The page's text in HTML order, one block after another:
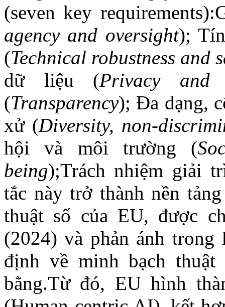
(seven key
agency and oversight);
(Technical robustness and
dữ liệu (Privacy and
(Transparency); Đa dạng,
xử (Diversity, non-
hội và môi trường (
being);Trách nhiệm giải
tắc này trở thành nền
thuật số của EU, được
(2024) và phản ánh
định về minh bạch
bằng.Từ đó, EU hình